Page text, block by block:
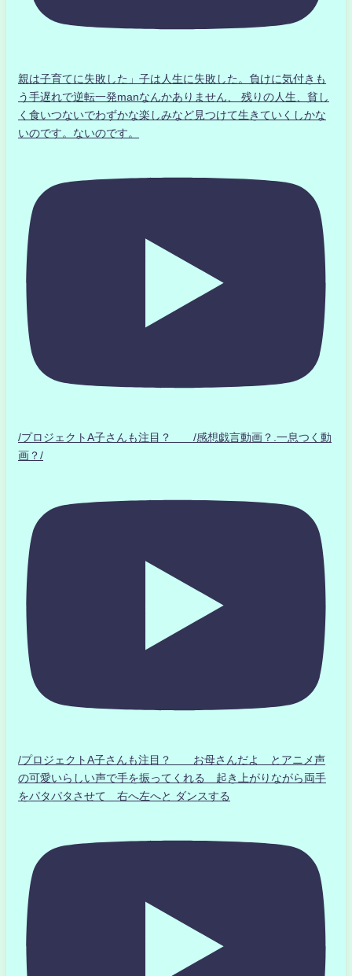
親は子育てに失敗した」子は人生に失敗した。負けに気付きも
う手遅れで逆転一発manなんかありません、 残りの人生、貧し
く食いつないでわずかな楽しみなど見つけて生きていくしかな
いのです。ないのです。
/プロジェクトA子さんも注目？ /感想戯言動画？.一息つく動
画？/
/プロジェクトA子さんも注目？ お母さんだよ とアニメ声
の可愛いらしい声で手を振ってくれる 起き上がりながら両手
をパタパタさせて 右へ左へと ダンスする